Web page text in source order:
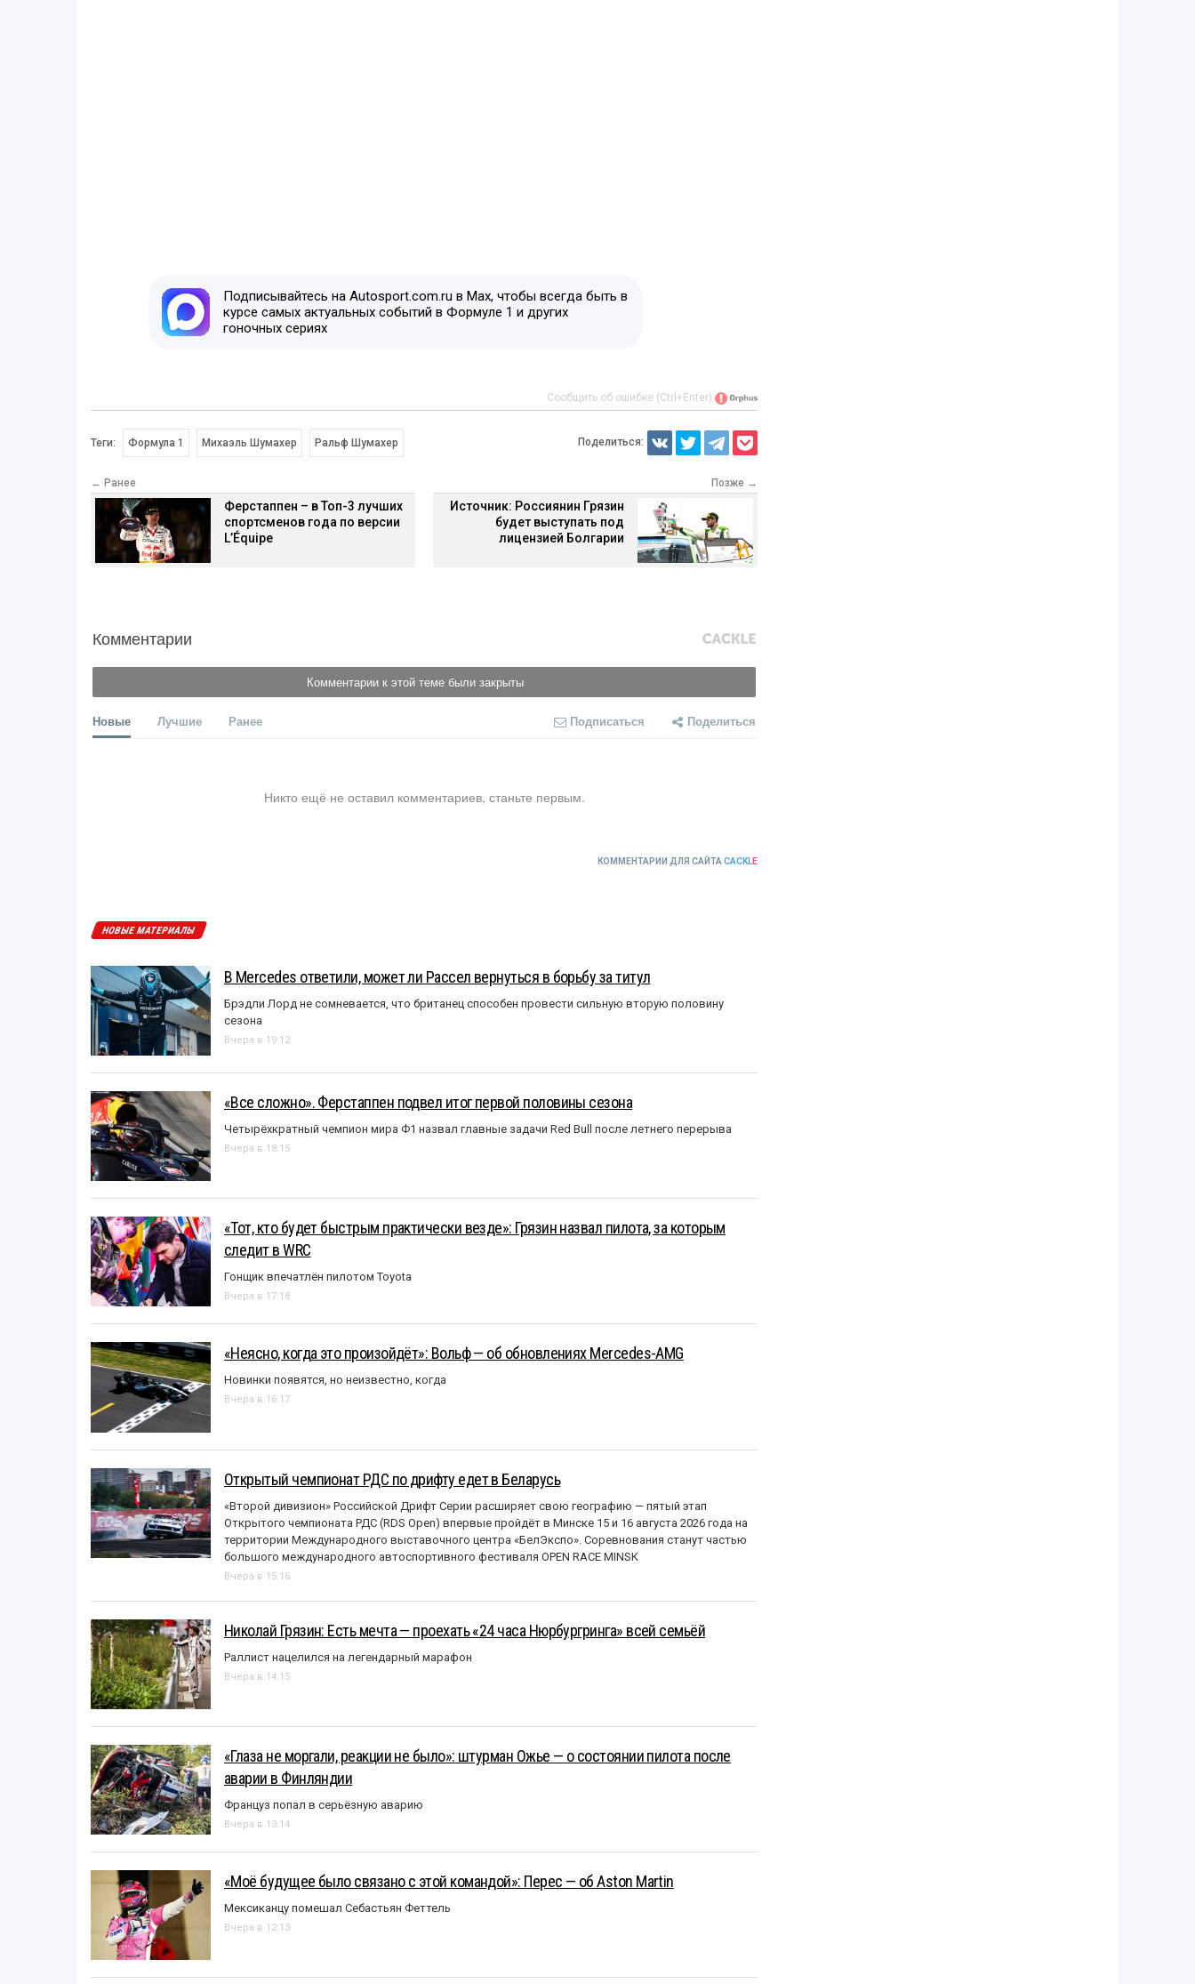
Подписывайтесь на Autosport.com.ru в Max, чтобы всегда быть в
курсе самых актуальных событий в Формуле 1 и других
гоночных сериях
Сообщить об ошибке (Ctrl+Enter)
Теги: Формула 1 Михаэль Шумахер Ральф Шумахер Поделиться:
← Ранее
Ферстаппен – в Топ-3 лучших
спортсменов года по версии
L’Équipe
Позже →
Источник: Россиянин Грязин
будет выступать под
лицензией Болгарии
Комментарии
Комментарии к этой теме были закрыты
Новые Лучшие Ранее Подписаться Поделиться
Никто ещё не оставил комментариев, станьте первым.
КОММЕНТАРИИ ДЛЯ САЙТА CACKLE
НОВЫЕ МАТЕРИАЛЫ
В Mercedes ответили, может ли Рассел вернуться в борьбу за титул
Брэдли Лорд не сомневается, что британец способен провести сильную вторую половину
сезона
Вчера в 19:12
«Все сложно». Ферстаппен подвел итог первой половины сезона
Четырёхкратный чемпион мира Ф1 назвал главные задачи Red Bull после летнего перерыва
Вчера в 18:15
«Тот, кто будет быстрым практически везде»: Грязин назвал пилота, за которым
следит в WRC
Гонщик впечатлён пилотом Toyota
Вчера в 17:18
«Неясно, когда это произойдёт»: Вольф — об обновлениях Mercedes-AMG
Новинки появятся, но неизвестно, когда
Вчера в 16:17
Открытый чемпионат РДС по дрифту едет в Беларусь
«Второй дивизион» Российской Дрифт Серии расширяет свою географию — пятый этап
Открытого чемпионата РДС (RDS Open) впервые пройдёт в Минске 15 и 16 августа 2026 года на
территории Международного выставочного центра «БелЭкспо». Соревнования станут частью
большого международного автоспортивного фестиваля OPEN RACE MINSK
Вчера в 15:16
Николай Грязин: Есть мечта — проехать «24 часа Нюрбургринга» всей семьёй
Раллист нацелился на легендарный марафон
Вчера в 14:15
«Глаза не моргали, реакции не было»: штурман Ожье — о состоянии пилота после
аварии в Финляндии
Француз попал в серьёзную аварию
Вчера в 13:14
«Моё будущее было связано с этой командой»: Перес — об Aston Martin
Мексиканцу помешал Себастьян Феттель
Вчера в 12:13